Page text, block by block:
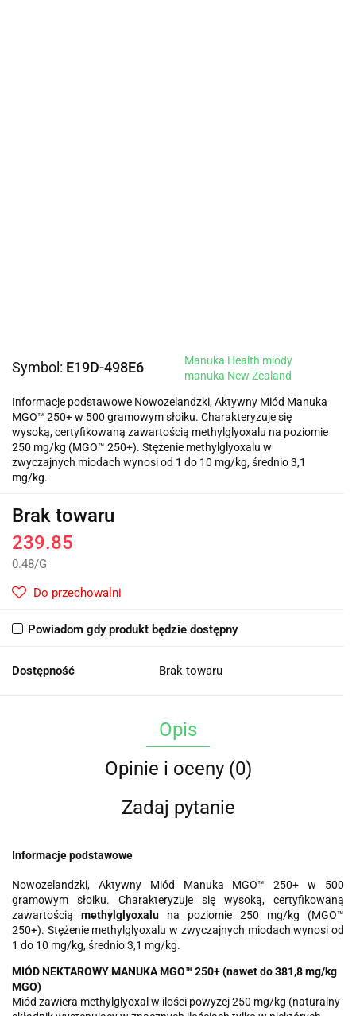
Symbol: E19D-498E6
Manuka Health miody
manuka New Zealand
Informacje podstawowe Nowozelandzki, Aktywny Miód Manuka
MGO™ 250+ w 500 gramowym słoiku. Charakteryzuje się
wysoką, certyfikowaną zawartością methylglyoxalu na poziomie
250 mg/kg (MGO™ 250+). Stężenie methylglyoxalu w
zwyczajnych miodach wynosi od 1 do 10 mg/kg, średnio 3,1
mg/kg.
Brak towaru
239.85
0.48/G
Do przechowalni
Powiadom gdy produkt będzie dostępny
Dostępność Brak towaru
Opis
Opinie i oceny (0)
Zadaj pytanie
Informacje podstawowe
Nowozelandzki, Aktywny Miód Manuka MGO™ 250+ w 500
gramowym słoiku. Charakteryzuje się wysoką, certyfikowaną
zawartością methylglyoxalu na poziomie 250 mg/kg (MGO™
250+). Stężenie methylglyoxalu w zwyczajnych miodach wynosi od
1 do 10 mg/kg, średnio 3,1 mg/kg.
MIÓD NEKTAROWY MANUKA MGO™ 250+ (nawet do 381,8 mg/kg
MGO)
Miód zawiera methylglyoxal w ilości powyżej 250 mg/kg (naturalny